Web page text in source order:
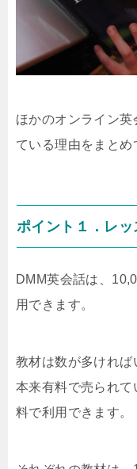
ほかのオンライン
ている理由をまとめ
ポイント１．レ
DMM英会話は、
用できます。
教材は数が多ければ
本来有料で売られ
料で利用できます。